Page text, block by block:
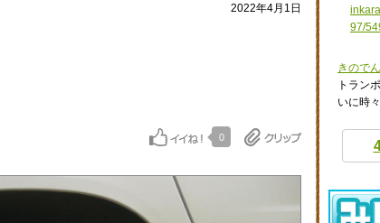
2022年4月1日
0
97/
きのでん
トラン
いに時